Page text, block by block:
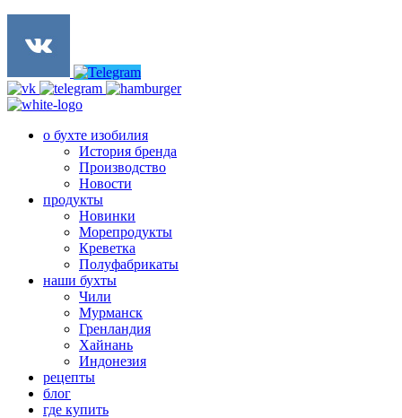
о бухте изобилия
История бренда
Производство
Новости
продукты
Новинки
Морепродукты
Креветка
Полуфабрикаты
наши бухты
Чили
Мурманск
Гренландия
Хайнань
Индонезия
рецепты
блог
где купить